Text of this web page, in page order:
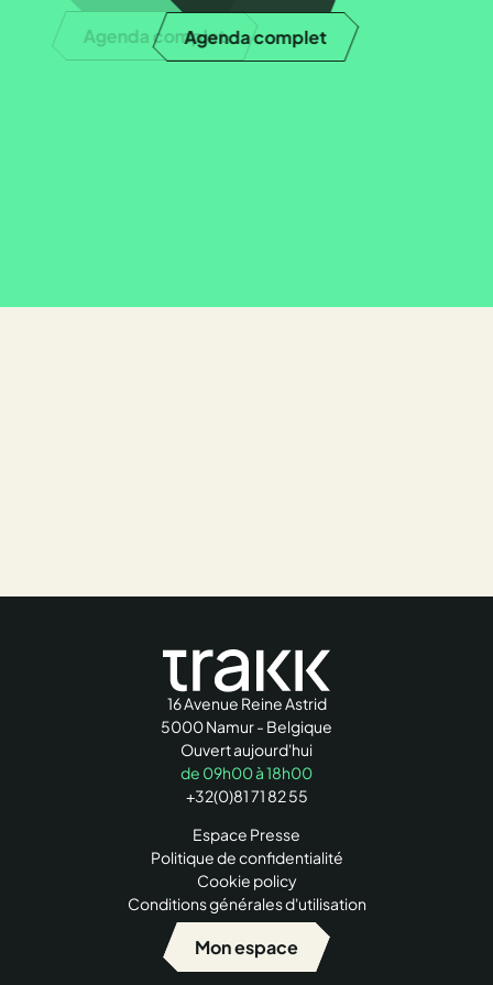
Agenda complet
16 Avenue Reine Astrid
5000 Namur - Belgique
Ouvert aujourd'hui
de 09h00 à 18h00
+32(0)81 71 82 55
Espace Presse
Politique de confidentialité
Cookie policy
Conditions générales d'utilisation
Mon espace